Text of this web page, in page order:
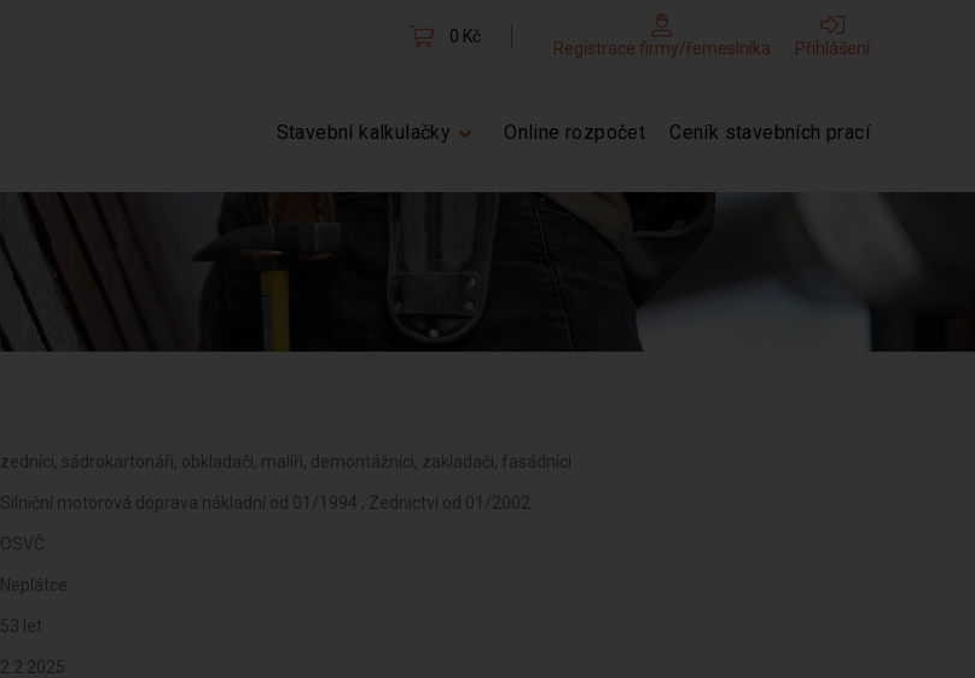
0 Kč
Registrace firmy/řemeslníka Přihlášení
Stavební kalkulačky Online rozpočet Ceník stavebních prací
zedníci, sádrokartonáři, obkladači, malíři, demontážníci, zakladači, fasádníci
Silniční motorová doprava nákladní od 01/1994 , Zednictví od 01/2002
OSVČ
Neplátce
53 let
2.2.2025